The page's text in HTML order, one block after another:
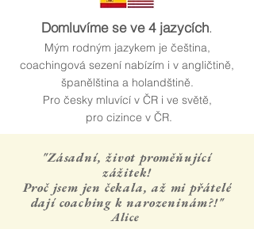
Domluvíme se ve 4 jazycích.
Mým rodným jazykem je čeština,
coachingová sezení nabízím i v angličtině,
španělština a holandštině.
Pro česky mluvící v ČR i ve světě,
pro cizince v ČR.
"Zásadní, život proměňující
zážitek!
Proč jsem jen čekala, až mi přátelé
dají coaching k narozeninám?!"
Alice